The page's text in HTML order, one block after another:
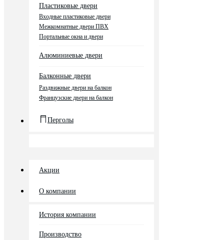
Пластиковые двери
Входные пластиковые двери
Межкомнатные двери ПВХ
Портальные окна и двери
Алюминиевые двери
Балконные двери
Раздвижные двери на балкон
Французские двери на балкон
Перголы
Акции
О компании
История компании
Производство